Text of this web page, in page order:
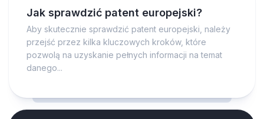
Jak sprawdzić patent europejski?
Aby skutecznie sprawdzić patent europejski, należy
przejść przez kilka kluczowych kroków, które
pozwolą na uzyskanie pełnych informacji na temat
danego...